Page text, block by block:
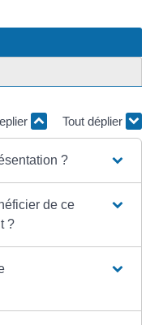
Tout déplier
?
de ce
?